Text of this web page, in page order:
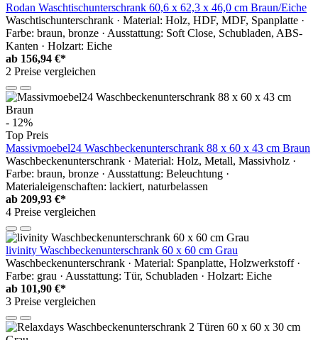
Rodan Waschtischunterschrank 60,6 x 62,3 x 46,0 cm Braun/Eiche
Waschtischunterschrank · Material: Holz, HDF, MDF, Spanplatte ·
Farbe: braun, bronze · Ausstattung: Soft Close, Schubladen, ABS-
Kanten · Holzart: Eiche
ab 156,94 €*
2 Preise vergleichen
- 12%
Top Preis
Massivmoebel24 Waschbeckenunterschrank 88 x 60 x 43 cm Braun
Waschbeckenunterschrank · Material: Holz, Metall, Massivholz ·
Farbe: braun, bronze · Ausstattung: Beleuchtung ·
Materialeigenschaften: lackiert, naturbelassen
ab 209,93 €*
4 Preise vergleichen
livinity Waschbeckenunterschrank 60 x 60 cm Grau
Waschbeckenunterschrank · Material: Spanplatte, Holzwerkstoff ·
Farbe: grau · Ausstattung: Tür, Schubladen · Holzart: Eiche
ab 101,90 €*
3 Preise vergleichen